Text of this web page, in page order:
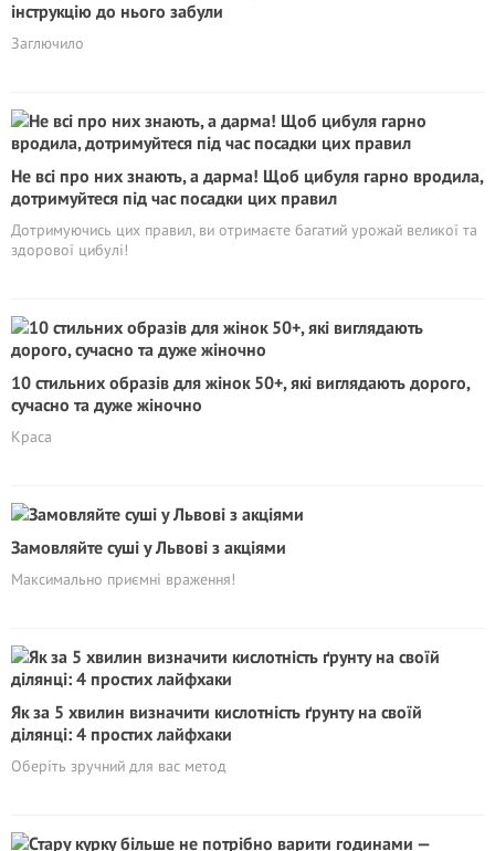
інструкцію до нього забули
Заглючило
Не всі про них знають, а дарма! Щоб цибуля гарно вродила,
дотримуйтеся під час посадки цих правил
Дотримуючись цих правил, ви отримаєте багатий урожай великої та
здорової цибулі!
10 стильних образів для жінок 50+, які виглядають дорого,
сучасно та дуже жіночно
Краса
Замовляйте суші у Львові з акціями
Максимально приємні враження!
Як за 5 хвилин визначити кислотність ґрунту на своїй
ділянці: 4 простих лайфхаки
Оберіть зручний для вас метод